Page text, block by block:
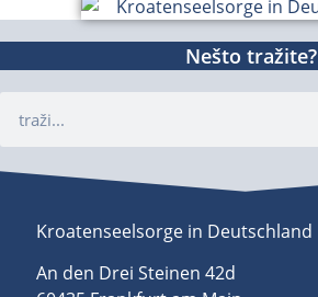
Nešto tražite?
Kroatenseelsorge in Deutschland
An den Drei Steinen 42d